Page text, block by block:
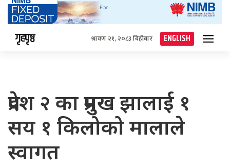
गृहपृष्ठ श्रावण २१, २०८३ बिहीबार ENGLISH
प्रदेश २ का प्रमुख झालाई १
सय १ किलोको मालाले
स्वागत